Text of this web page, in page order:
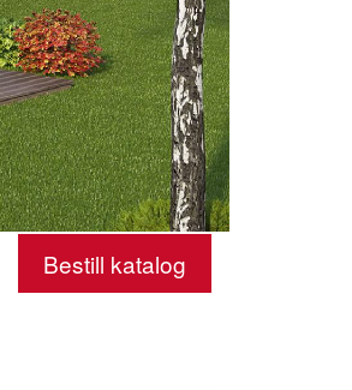
Bestill katalog